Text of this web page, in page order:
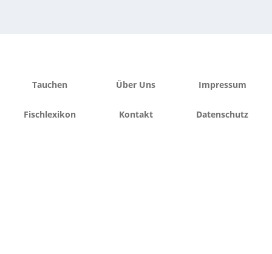
Tauchen
Fischlexikon
Über Uns
Kontakt
Impressum
Datenschutz